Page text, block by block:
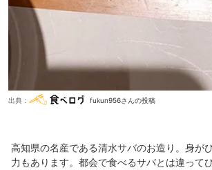
出典： fukun956さんの投稿
高知県の名産である清水サバのお造り。身が
力もあります。都会で食べるサバとは違って